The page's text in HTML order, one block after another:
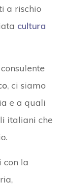
a rischio
cultura
, ci siamo
e a quali
italiani che
con la